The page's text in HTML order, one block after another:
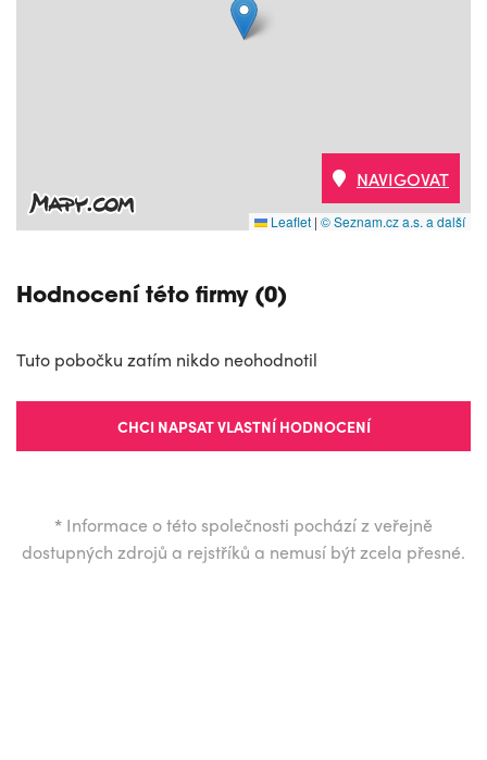
Leaflet | © Seznam.cz a.s. a další
NAVIGOVAT
Hodnocení této firmy (0)
Tuto pobočku zatím nikdo neohodnotil
CHCI NAPSAT VLASTNÍ HODNOCENÍ
* Informace o této společnosti pochází z veřejně
dostupných zdrojů a rejstříků a nemusí být zcela přesné.